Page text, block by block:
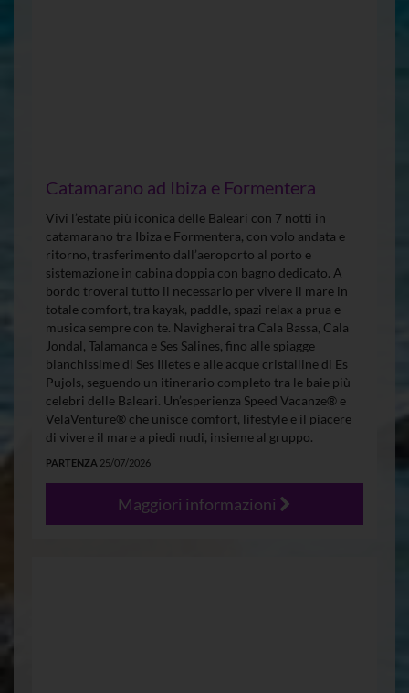
Catamarano ad Ibiza e Formentera
Vivi l’estate più iconica delle Baleari con 7 notti in
catamarano tra Ibiza e Formentera, con volo andata e
ritorno, trasferimento dall’aeroporto al porto e
sistemazione in cabina doppia con bagno dedicato. A
bordo troverai tutto il necessario per vivere il mare in
totale comfort, tra kayak, paddle, spazi relax a prua e
musica sempre con te. Navigherai tra Cala Bassa, Cala
Jondal, Talamanca e Ses Salines, fino alle spiagge
bianchissime di Ses Illetes e alle acque cristalline di Es
Pujols, seguendo un itinerario completo tra le baie più
celebri delle Baleari. Un’esperienza Speed Vacanze® e
VelaVenture® che unisce comfort, lifestyle e il piacere
di vivere il mare a piedi nudi, insieme al gruppo.
PARTENZA 25/07/2026
Maggiori informazioni